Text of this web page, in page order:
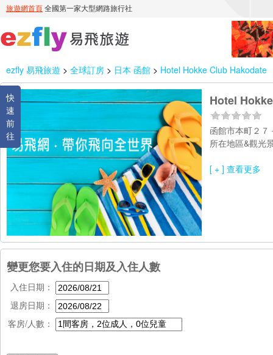
ezfly 易飛旅遊 > 全球訂房 > 日本 函館 > Hotel Hokke Club Hakodate
快
速
前
往
Hotel
函館市本町２
所在地區&觀光
[ + ] 查看更多
變更您要入住的日期及入住人數
入住日期：
退房日期：
客房/人數：